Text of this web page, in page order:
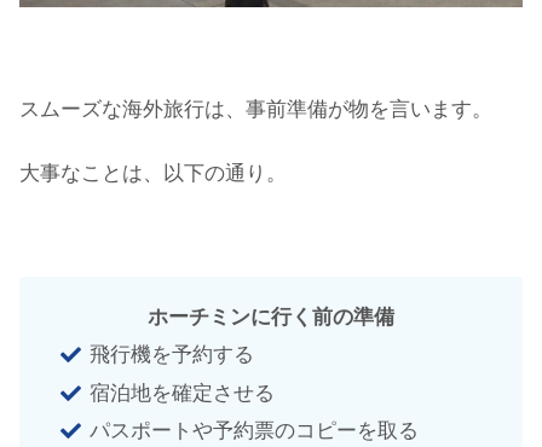
スムーズな海外旅行は、事前準備が物を言います。
大事なことは、以下の通り。
ホーチミンに行く前の準備
飛行機を予約する
宿泊地を確定させる
パスポートや予約票のコピーを取る